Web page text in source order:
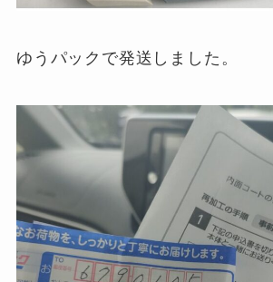
ゆうパックで発送しました。